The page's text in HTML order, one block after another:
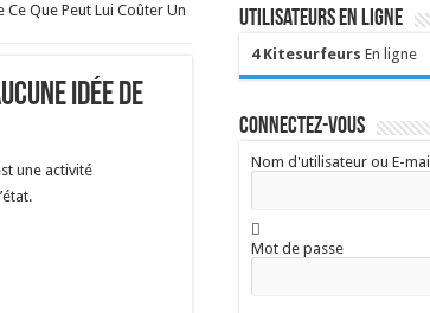
Ce Que Peut Lui Coûter Un
Idée De
une activité
Utilisateurs en ligne
4 Kitesurfeurs En ligne
Connectez-vous
Nom d'utilisateur ou E-mail
Mot de passe